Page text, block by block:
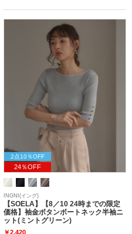
2点10％OFF
24％OFF
INGNI(イング)
【SOELA】【8／10 24時までの限定
価格】袖金ボタンボートネック半袖ニ
ット(ミントグリーン)
￥2,420